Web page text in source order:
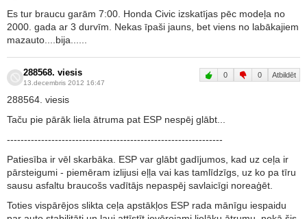
Es tur braucu garām 7:00. Honda Civic izskatījas pēc modeļa no
2000. gada ar 3 durvīm. Nekas īpaši jauns, bet viens no labākajiem
mazauto....bija......
288568. viesis
13.decembris 2012 16:47
0 0 Atbildēt
288564. viesis
Taču pie pārāk liela ātruma pat ESP nespēj glābt...
---------------------------------------------------------------
Patiesība ir vēl skarbāka. ESP var glābt gadījumos, kad uz ceļa ir
pārsteigumi - piemēram izlijusi eļļa vai kas tamlīdzīgs, uz ko pa tīru
sausu asfaltu braucošs vadītājs nepaspēj savlaicīgi noreaģēt.
Toties vispārējos slikta ceļa apstākļos ESP rada mānīgu iespaidu